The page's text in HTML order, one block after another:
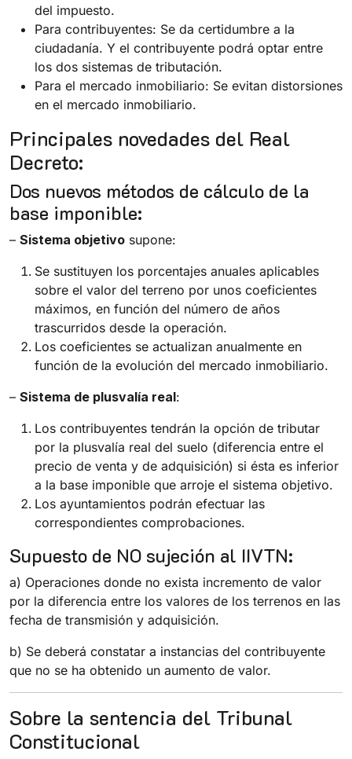
del impuesto.
Para contribuyentes: Se da certidumbre a la
ciudadanía. Y el contribuyente podrá optar entre
los dos sistemas de tributación.
Para el mercado inmobiliario: Se evitan distorsiones
en el mercado inmobiliario.
Principales novedades del Real
Decreto:
Dos nuevos métodos de cálculo de la
base imponible:
– Sistema objetivo supone:
Se sustituyen los porcentajes anuales aplicables
sobre el valor del terreno por unos coeficientes
máximos, en función del número de años
trascurridos desde la operación.
Los coeficientes se actualizan anualmente en
función de la evolución del mercado inmobiliario.
– Sistema de plusvalía real:
Los contribuyentes tendrán la opción de tributar
por la plusvalía real del suelo (diferencia entre el
precio de venta y de adquisición) si ésta es inferior
a la base imponible que arroje el sistema objetivo.
Los ayuntamientos podrán efectuar las
correspondientes comprobaciones.
Supuesto de NO sujeción al IIVTN:
a) Operaciones donde no exista incremento de valor
por la diferencia entre los valores de los terrenos en las
fecha de transmisión y adquisición.
b) Se deberá constatar a instancias del contribuyente
que no se ha obtenido un aumento de valor.
Sobre la sentencia del Tribunal
Constitucional